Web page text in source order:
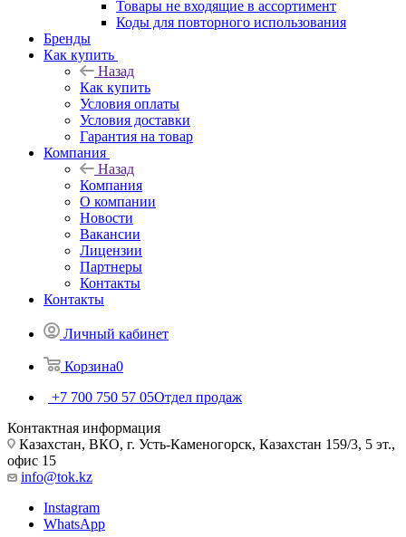
Товары не входящие в ассортимент
Коды для повторного использования
Бренды
Как купить
Назад
Как купить
Условия оплаты
Условия доставки
Гарантия на товар
Компания
Назад
Компания
О компании
Новости
Вакансии
Лицензии
Партнеры
Контакты
Контакты
Личный кабинет
Корзина0
+7 700 750 57 05Отдел продаж
Контактная информация
Казахстан, ВКО, г. Усть-Каменогорск, Казахстан 159/3, 5 эт.,
офис 15
info@tok.kz
Instagram
WhatsApp